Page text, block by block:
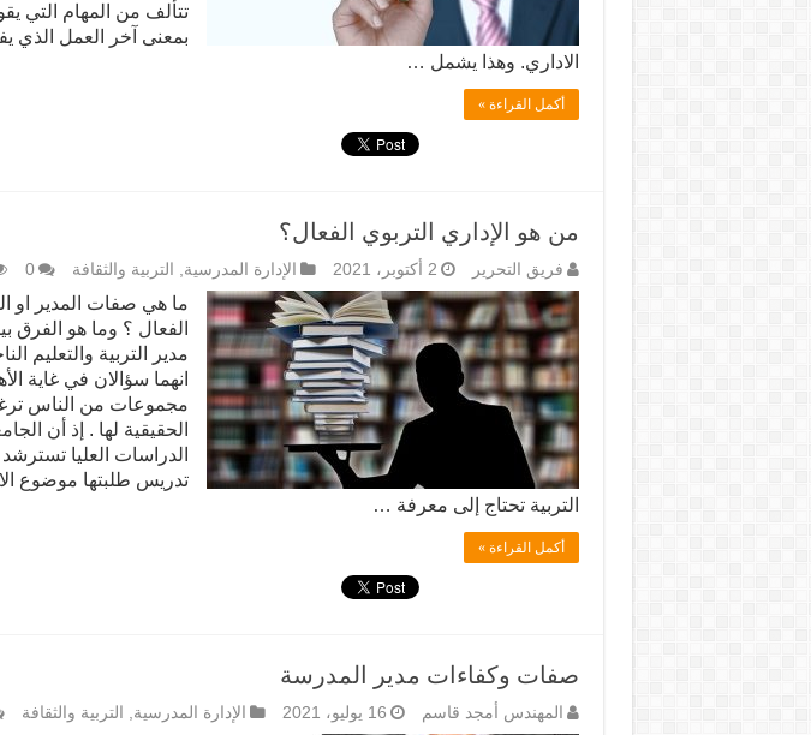
تتألف من المهام التي
بمعنى آخر العمل الذي
الاداري. وهذا يشمل …
أكمل القراءة »
من هو الإداري التربوي الفعال؟
فريق التحرير 2 أكتوبر، 2021 الإدارة المدرسية, التربية والثقافة 0
ما هي صفات المدير او
الفعال ؟ وما هو الفرق
مدير التربية والتعليم
انهما سؤالان في غاية
مجموعات من الناس
الحقيقية لها . إذ أن
الدراسات العليا
تدريس طلبتها موضوع
التربية تحتاج إلى معرفة …
أكمل القراءة »
صفات وكفاءات مدير المدرسة
المهندس أمجد قاسم 16 يوليو، 2021 الإدارة المدرسية, التربية والثقافة